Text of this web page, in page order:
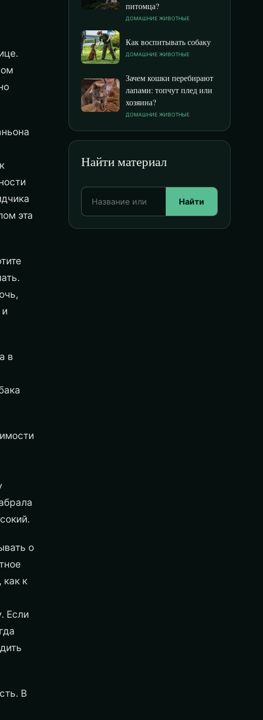
эта
в
о
как к
Если
В
питомца?
ДОМАШНИЕ ЖИВОТНЫЕ
Как воспитывать собаку
ДОМАШНИЕ ЖИВОТНЫЕ
Зачем кошки перебирают
лапами: топчут плед или
хозяина?
ДОМАШНИЕ ЖИВОТНЫЕ
Найти материал
Найти